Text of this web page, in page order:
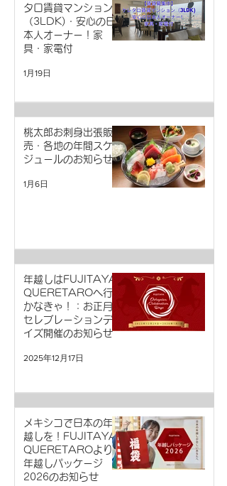
タロ賃貸マンション
（3LDK)・安心の日
本人オーナー！家
具・家電付
1月19日
桃太郎お刺身出張販
売・各地の年間スケ
ジュールのお知らせ
1月6日
年越しはFUJITAYA
QUERETAROへ行
かなきゃ！：お正月
セレブレーションデ
イズ開催のお知らせ
2025年12月17日
メキシコで日本の年
越しを！FUJITAYA
QUERETAROより
年越しパッケージ
2026のお知らせ